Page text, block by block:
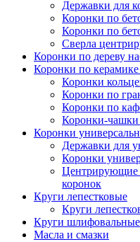
Державки для
Коронки по
Коронки по
Сверла
Коронки по дереву
Коронки по керамике
Коронки
Коронки по
Коронки по
Коронки-чашки
Коронки
Державки для
Коронки
Центрирующие
коронок
Круги лепестковые
Круги
Круги
Масла и смазки